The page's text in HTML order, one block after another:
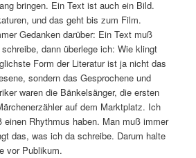
bringen. Ein Text ist auch ein Bild.
und das geht bis zum Film.
Gedanken darüber: Ein Text muß
dann überlege ich: Wie klingt
Form der Literatur ist ja nicht das
sondern das Gesprochene und
waren die Bänkelsänger, die ersten
auf dem Marktplatz. Ich
Rhythmus haben. Man muß immer
das, was ich da schreibe. Darum halte
vor Publikum.